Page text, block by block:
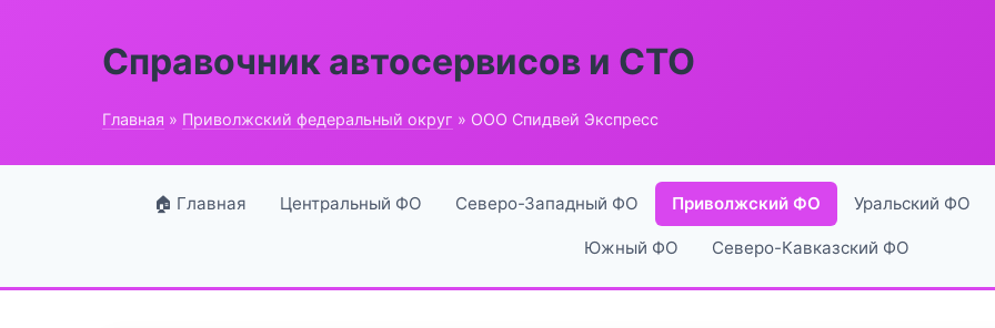
Справочник автосервисов и СТО
Главная » Приволжский федеральный округ » ООО Спидвей Экспресс
🏠 Главная Центральный ФО Северо-Западный ФО Приволжский ФО Уральский ФО
Южный ФО Северо-Кавказский ФО